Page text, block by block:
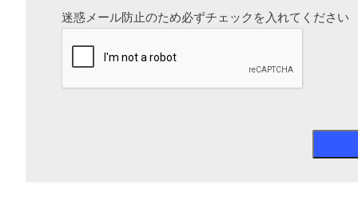
迷惑メール防止のため必ずチェックを入れてください